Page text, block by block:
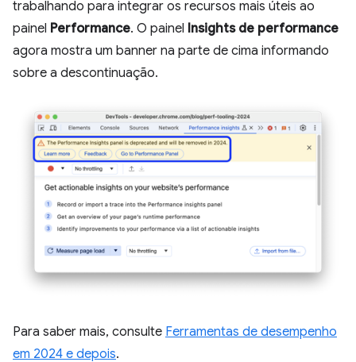
trabalhando para integrar os recursos mais úteis ao
painel Performance. O painel Insights de performance
agora mostra um banner na parte de cima informando
sobre a descontinuação.
Para saber mais, consulte Ferramentas de desempenho
em 2024 e depois.